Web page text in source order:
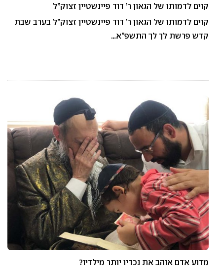
קוים לדמותו של הגאון ר’ דוד פיינשטיין זצוק”ל
קוים לדמותו של הגאון ר’ דוד פיינשטיין זצוק”ל בערב שבת
קדש פרשת לך לך התשפ”א…
מדוע אדם אוהב את נכדיו יותר מילדיו?